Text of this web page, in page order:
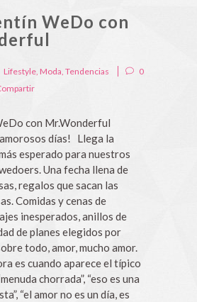
WeDo con
Lifestyle, Moda, Tendencias
0
con Mr.Wonderful
días! Llega la
esperado para nuestros
Una fecha llena de
regalos que sacan las
Comidas y cenas de
inesperados, anillos de
de planes elegidos por
todo, amor, mucho amor.
es cuando aparece el típico
chorrada”, “eso es una
“el amor no es un día, es